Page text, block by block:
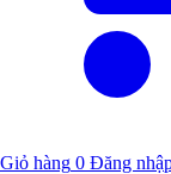
Giỏ hàng 0 Đăng